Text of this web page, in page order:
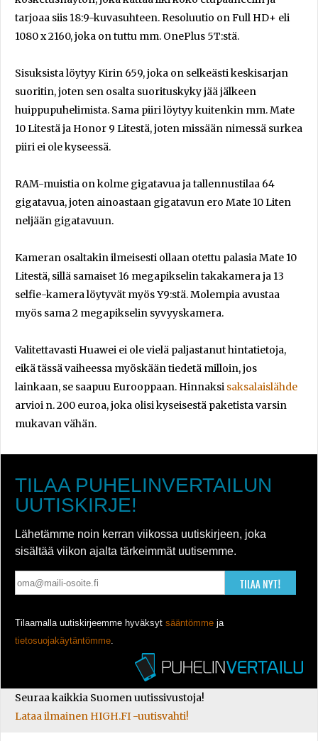
tarjoaa siis 18:9-kuvasuhteen. Resoluutio on Full HD+ eli
1080 x 2160, joka on tuttu mm. OnePlus 5T:stä.
Sisuksista löytyy Kirin 659, joka on selkeästi keskisarjan
suoritin, joten sen osalta suorituskyky jää jälkeen
huippupuhelimista. Sama piiri löytyy kuitenkin mm. Mate
10 Litestä ja Honor 9 Litestä, joten missään nimessä surkea
piiri ei ole kyseessä.
RAM-muistia on kolme gigatavua ja tallennustilaa 64
gigatavua, joten ainoastaan gigatavun ero Mate 10 Liten
neljään gigatavuun.
Kameran osaltakin ilmeisesti ollaan otettu palasia Mate 10
Litestä, sillä samaiset 16 megapikselin takakamera ja 13
selfie-kamera löytyvät myös Y9:stä. Molempia avustaa
myös sama 2 megapikselin syvyyskamera.
Valitettavasti Huawei ei ole vielä paljastanut hintatietoja,
eikä tässä vaiheessa myöskään tiedetä milloin, jos
lainkaan, se saapuu Eurooppaan. Hinnaksi saksalaislähde
arvioi n. 200 euroa, joka olisi kyseisestä paketista varsin
mukavan vähän.
TILAA PUHELINVERTAILUN
UUTISKIRJE!
Lähetämme noin kerran viikossa uutiskirjeen, joka
sisältää viikon ajalta tärkeimmät uutisemme.
TILAA NYT!
Tilaamalla uutiskirjeemme hyväksyt sääntömme ja
tietosuojakäytäntömme.
Seuraa kaikkia Suomen uutissivustoja!
Lataa ilmainen HIGH.FI -uutisvahti!